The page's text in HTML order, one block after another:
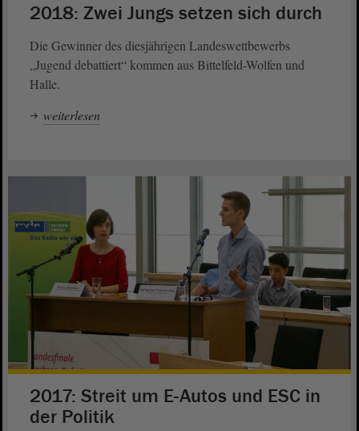
2018: Zwei Jungs setzen sich durch
Die Gewinner des diesjährigen Landeswettbewerbs
„Jugend debattiert“ kommen aus Bittelfeld-Wolfen und
Halle.
weiterlesen
2017: Streit um E-Autos und ESC in
der Politik